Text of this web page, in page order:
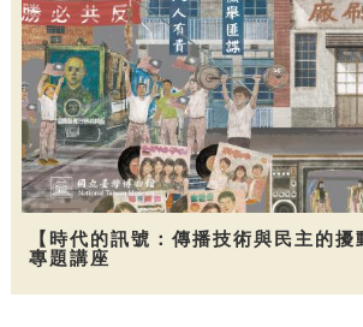
【時代的訊號：傳播技術與民主的擾
專題講座